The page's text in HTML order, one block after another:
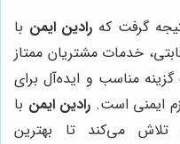
گرفت که رادین ایمن با
خدمات مشتریان ممتاز
مناسب و ایده‌آل برای
ایمنی است. رادین ایمن با
تلاش می‌کند تا بهترین